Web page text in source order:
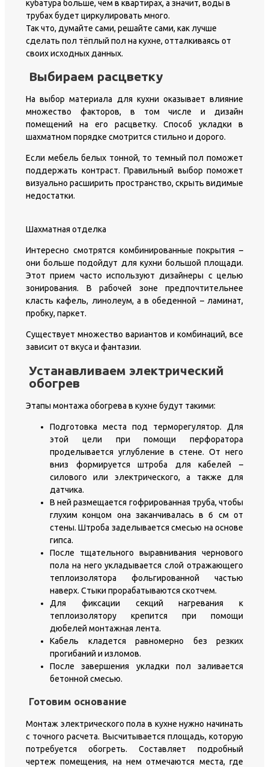
кубатура больше, чем в квартирах, а значит, воды в
трубах будет циркулировать много.
Так что, думайте сами, решайте сами, как лучше
сделать пол тёплый пол на кухне, отталкиваясь от
своих исходных данных.
Выбираем расцветку
На выбор материала для кухни оказывает влияние
множество факторов, в том числе и дизайн
помещений на его расцветку. Способ укладки в
шахматном порядке смотрится стильно и дорого.
Если мебель белых тонной, то темный пол поможет
поддержать контраст. Правильный выбор поможет
визуально расширить пространство, скрыть видимые
недостатки.
Шахматная отделка
Интересно смотрятся комбинированные покрытия –
они больше подойдут для кухни большой площади.
Этот прием часто используют дизайнеры с целью
зонирования. В рабочей зоне предпочтительнее
класть кафель, линолеум, а в обеденной – ламинат,
пробку, паркет.
Существует множество вариантов и комбинаций, все
зависит от вкуса и фантазии.
Устанавливаем электрический
обогрев
Этапы монтажа обогрева в кухне будут такими:
Подготовка места под терморегулятор. Для
этой цели при помощи перфоратора
проделывается углубление в стене. От него
вниз формируется штроба для кабелей –
силового или электрического, а также для
датчика.
В ней размещается гофрированная труба, чтобы
глухим концом она заканчивалась в 6 см от
стены. Штроба заделывается смесью на основе
гипса.
После тщательного выравнивания чернового
пола на него укладывается слой отражающего
теплоизолятора фольгированной частью
наверх. Стыки прорабатываются скотчем.
Для фиксации секций нагревания к
теплоизолятору крепится при помощи
дюбелей монтажная лента.
Кабель кладется равномерно без резких
прогибаний и изломов.
После завершения укладки пол заливается
бетонной смесью.
Готовим основание
Монтаж электрического пола в кухне нужно начинать
с точного расчета. Высчитывается площадь, которую
потребуется обогреть. Составляет подробный
чертеж помещения, на нем отмечаются места, где